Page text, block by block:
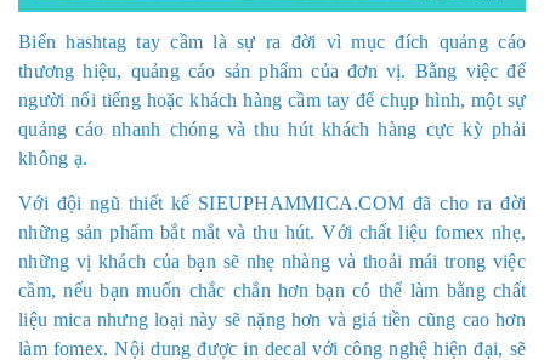
Biển hashtag tay cầm là sự ra đời vì mục đích quảng cáo
thương hiệu, quảng cáo sản phẩm của đơn vị. Bằng việc để
người nổi tiếng hoặc khách hàng cầm tay để chụp hình, một sự
quảng cáo nhanh chóng và thu hút khách hàng cực kỳ phải
không ạ.
Với đội ngũ thiết kế SIEUPHAMMICA.COM đã cho ra đời
những sản phẩm bắt mắt và thu hút. Với chất liệu fomex nhẹ,
những vị khách của bạn sẽ nhẹ nhàng và thoải mái trong việc
cầm, nếu bạn muốn chắc chắn hơn bạn có thể làm bằng chất
liệu mica nhưng loại này sẽ nặng hơn và giá tiền cũng cao hơn
làm fomex. Nội dung được in decal với công nghệ hiện đại, sẽ